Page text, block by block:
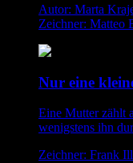
Autor: Marta
Zeichner: Matteo
Nur eine
Eine Mutter zählt
wenigstens ihn
Zeichner: Frank